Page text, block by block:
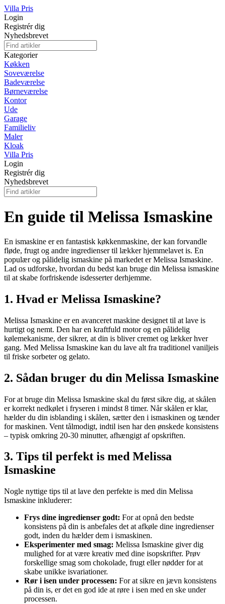
Villa Pris
Login
Registrér dig
Nyhedsbrevet
Kategorier
Køkken
Soveværelse
Badeværelse
Børneværelse
Kontor
Ude
Garage
Familieliv
Maler
Kloak
Villa Pris
Login
Registrér dig
Nyhedsbrevet
En guide til Melissa Ismaskine
En ismaskine er en fantastisk køkkenmaskine, der kan forvandle
fløde, frugt og andre ingredienser til lækker hjemmelavet is. En
populær og pålidelig ismaskine på markedet er Melissa Ismaskine.
Lad os udforske, hvordan du bedst kan bruge din Melissa ismaskine
til at skabe forfriskende isdesserter derhjemme.
1. Hvad er Melissa Ismaskine?
Melissa Ismaskine er en avanceret maskine designet til at lave is
hurtigt og nemt. Den har en kraftfuld motor og en pålidelig
kølemekanisme, der sikrer, at din is bliver cremet og lækker hver
gang. Med Melissa Ismaskine kan du lave alt fra traditionel vaniljeis
til friske sorbeter og gelato.
2. Sådan bruger du din Melissa Ismaskine
For at bruge din Melissa Ismaskine skal du først sikre dig, at skålen
er korrekt nedkølet i fryseren i mindst 8 timer. Når skålen er klar,
hælder du din isblanding i skålen, sætter den i ismaskinen og tænder
for maskinen. Vent tålmodigt, indtil isen har den ønskede konsistens
– typisk omkring 20-30 minutter, afhængigt af opskriften.
3. Tips til perfekt is med Melissa
Ismaskine
Nogle nyttige tips til at lave den perfekte is med din Melissa
Ismaskine inkluderer:
Frys dine ingredienser godt: For at opnå den bedste
konsistens på din is anbefales det at afkøle dine ingredienser
godt, inden du hælder dem i ismaskinen.
Eksperimenter med smag: Melissa Ismaskine giver dig
mulighed for at være kreativ med dine isopskrifter. Prøv
forskellige smag som chokolade, frugt eller nødder for at
skabe unikke isvariationer.
Rør i isen under processen: For at sikre en jævn konsistens
på din is, er det en god ide at røre i isen med en ske under
processen.